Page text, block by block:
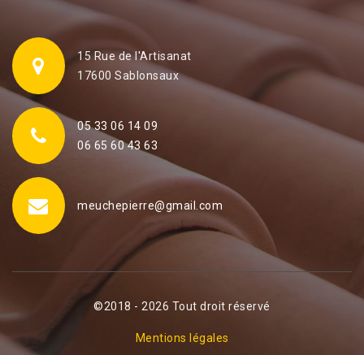
15 Rue de l'Artisanat
17600 Sablonsaux
05 33 06 14 09
06 65 60 43 63
meuchepierre@gmail.com
©2018 - 2026 Tout droit réservé
Mentions légales